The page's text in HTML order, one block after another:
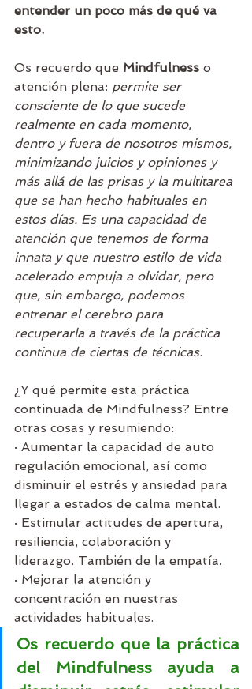
entender un poco más de qué va
esto.
Os recuerdo que Mindfulness o
atención plena: permite ser
consciente de lo que sucede
realmente en cada momento,
dentro y fuera de nosotros mismos,
minimizando juicios y opiniones y
más allá de las prisas y la multitarea
que se han hecho habituales en
estos días. Es una capacidad de
atención que tenemos de forma
innata y que nuestro estilo de vida
acelerado empuja a olvidar, pero
que, sin embargo, podemos
entrenar el cerebro para
recuperarla a través de la práctica
continua de ciertas de técnicas.
¿Y qué permite esta práctica
continuada de Mindfulness? Entre
otras cosas y resumiendo:
· Aumentar la capacidad de auto
regulación emocional, así como
disminuir el estrés y ansiedad para
llegar a estados de calma mental.
· Estimular actitudes de apertura,
resiliencia, colaboración y
liderazgo. También de la empatía.
· Mejorar la atención y
concentración en nuestras
actividades habituales.
Os recuerdo que la práctica
del Mindfulness ayuda a